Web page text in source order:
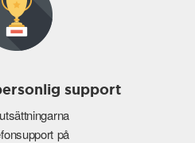
support
på